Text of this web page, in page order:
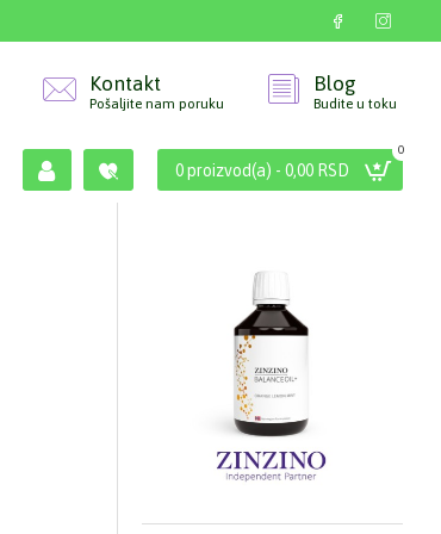
Kontakt
Pošaljite nam poruku
Blog
Budite u toku
0 proizvod(a) - 0,00 RSD
0